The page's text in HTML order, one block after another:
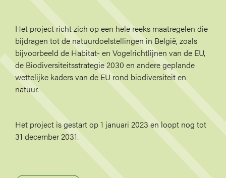
Het project richt zich op een hele reeks maatregelen die
bijdragen tot de natuurdoelstellingen in België, zoals
bijvoorbeeld de Habitat- en Vogelrichtlijnen van de EU,
de Biodiversiteitsstrategie 2030 en andere geplande
wettelijke kaders van de EU rond biodiversiteit en
natuur.
Het project is gestart op 1 januari 2023 en loopt nog tot
31 december 2031.